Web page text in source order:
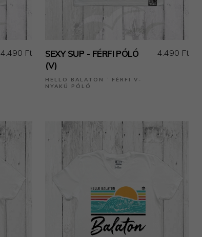
4.490 Ft
SEXY SUP - FÉRFI PÓLÓ
(V)
HELLO BALATON ˙ FÉRFI V-
NYAKÚ PÓLÓ
4.490 Ft